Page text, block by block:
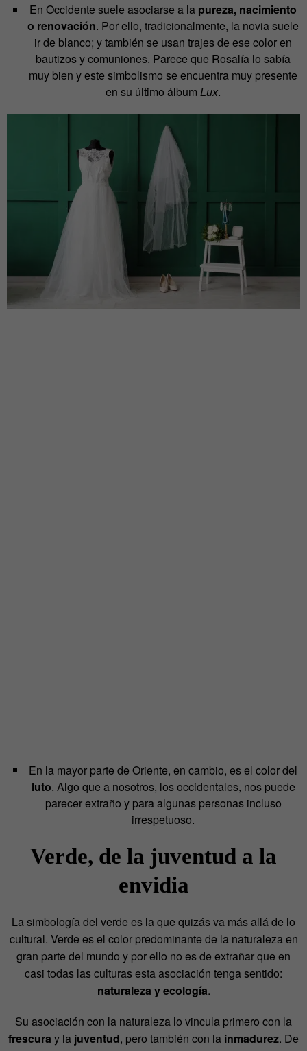
En Occidente suele asociarse a la pureza, nacimiento
o renovación. Por ello, tradicionalmente, la novia suele
ir de blanco; y también se usan trajes de ese color en
bautizos y comuniones. Parece que Rosalía lo sabía
muy bien y este simbolismo se encuentra muy presente
en su último álbum Lux.
En la mayor parte de Oriente, en cambio, es el color del
luto. Algo que a nosotros, los occidentales, nos puede
parecer extraño y para algunas personas incluso
irrespetuoso.
Verde, de la juventud a la
envidia
La simbología del verde es la que quizás va más allá de lo
cultural. Verde es el color predominante de la naturaleza en
gran parte del mundo y por ello no es de extrañar que en
casi todas las culturas esta asociación tenga sentido:
naturaleza y ecología.
Su asociación con la naturaleza lo vincula primero con la
frescura y la juventud, pero también con la inmadurez. De